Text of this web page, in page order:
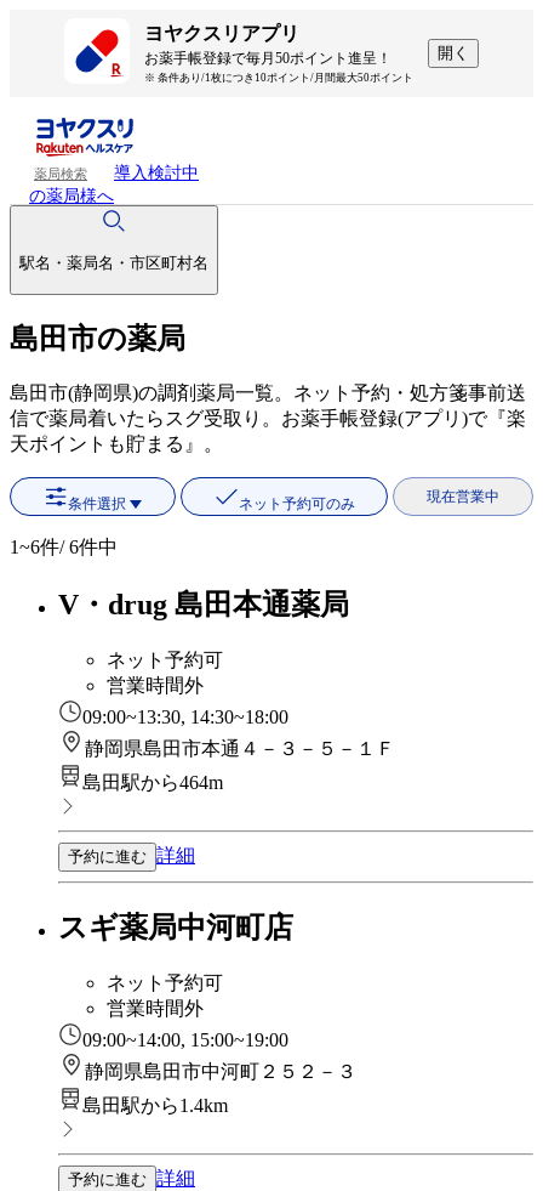
ヨヤクスリアプリ
お薬手帳登録で毎月50ポイント進呈！
※ 条件あり/1枚につき10ポイント/月間最大50ポイント
開く
薬局検索
導入検討中
の薬局様へ
駅名・薬局名・市区町村名
島田市の薬局
島田市(静岡県)の調剤薬局一覧。ネット予約・処方箋事前送
信で薬局着いたらスグ受取り。お薬手帳登録(アプリ)で『楽
天ポイントも貯まる』。
条件選択 ネット予約可のみ 現在営業中
1~6件/ 6件中
V・drug 島田本通薬局
ネット予約可
営業時間外
09:00~13:30, 14:30~18:00
静岡県島田市本通４－３－５－１Ｆ
島田駅から464m
予約に進む 詳細
スギ薬局中河町店
ネット予約可
営業時間外
09:00~14:00, 15:00~19:00
静岡県島田市中河町２５２－３
島田駅から1.4km
予約に進む 詳細